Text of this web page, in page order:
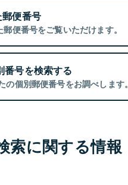
便番号
便番号をご覧いただけます。
番号を検索する
の個別郵便番号をお調べします。
索に関する情報